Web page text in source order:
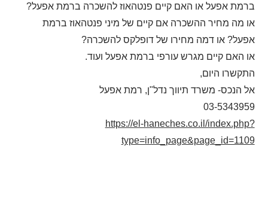
ברמת אפעל או האם קיים פנטהאוז להשכרה ברמת אפעל?
או מה מחיר ההשכרה אם קיים של מיני פנטהאוז ברמת
אפעל? או דמה מחירו של דופלקס להשכרה?
או האם קיים מגרש עורפי ברמת אפעל ועוד.
התקשרו היום,
אל הנכס- משרד תיווך נדל"ן, רמת אפעל
03-5343959
https://el-haneches.co.il/index.php?
type=info_page&page_id=1109